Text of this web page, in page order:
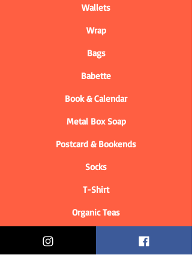
Wallets
Wrap
Bags
Babette
Book & Calendar
Metal Box Soap
Postcard & Bookends
Socks
T-Shirt
Organic Teas
Informations